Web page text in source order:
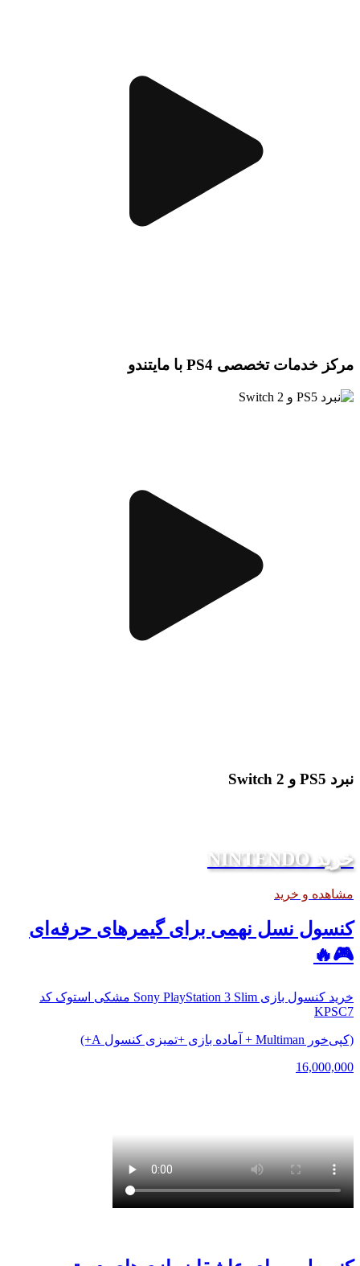
مرکز خدمات تخصصی PS4 با مایتندو
نبرد PS5 و Switch 2
خرید NINTENDO
مشاهده و خرید
کنسول نسل نهمی برای گیمرهای حرفه‌ای
🎮🔥
خرید کنسول بازی Sony PlayStation 3 Slim مشکی استوک کد
KPSC7
(کپی‌خور Multiman + آماده بازی +تمیزی کنسول A+)
16,000,000